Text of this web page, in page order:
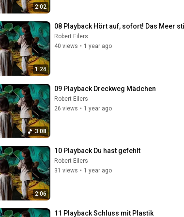
2:02
1:24
08 Playback Hört auf, sofort! Das Meer
Robert Eilers
40 views • 1 year ago
3:08
09 Playback Dreckweg Mädchen
Robert Eilers
26 views • 1 year ago
2:06
10 Playback Du hast gefehlt
Robert Eilers
31 views • 1 year ago
11 Playback Schluss mit Plastik